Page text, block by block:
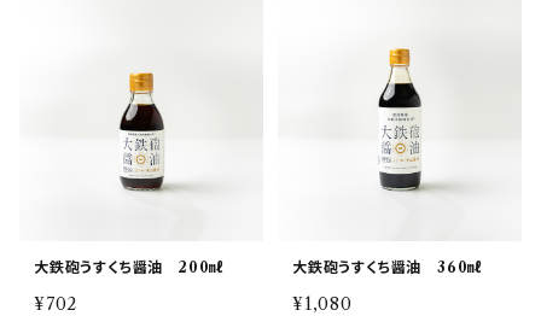
大鉄砲うすくち醤油 200㎖
¥702
大鉄砲うすくち醤油 360㎖
¥1,080